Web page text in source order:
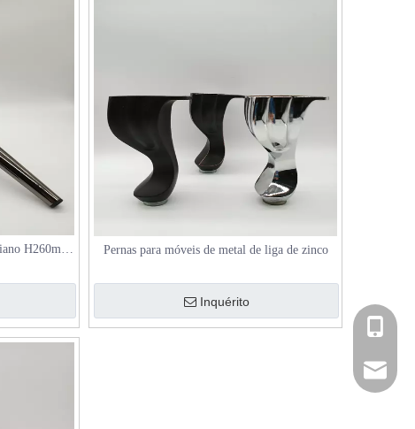
H260mm
Pernas para móveis de metal de liga de zinco
Inquérito
+86-